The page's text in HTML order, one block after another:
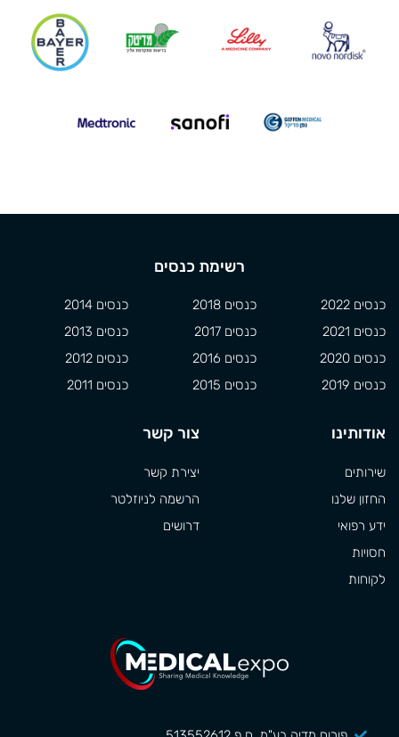
רשימת כנסים
כנסים 2022
כנסים 2021
כנסים 2020
כנסים 2019
כנסים 2018
כנסים 2017
כנסים 2016
כנסים 2015
כנסים 2014
כנסים 2013
כנסים 2012
כנסים 2011
אודותינו
שירותים
החזון שלנו
ידע רפואי
חסויות
לקוחות
צור קשר
יצירת קשר
הרשמה לניוזלטר
דרושים